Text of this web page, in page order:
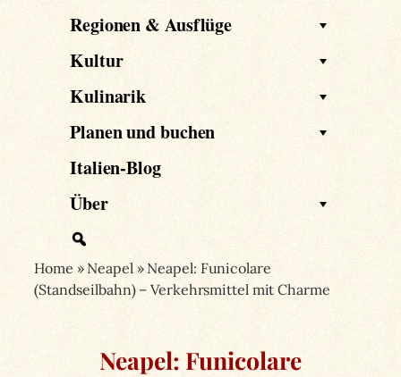
Regionen & Ausflüge
Kultur
Kulinarik
Planen und buchen
Italien-Blog
Über
Home » Neapel» Neapel: Funicolare
(Standseilbahn) – Verkehrsmittel mit Charme
Neapel: Funicolare